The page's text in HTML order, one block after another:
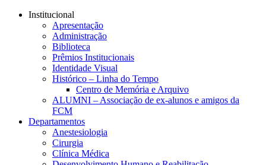
Conteúdo principal
Institucional
Apresentação
Administração
Biblioteca
Prêmios Institucionais
Identidade Visual
Histórico – Linha do Tempo
Centro de Memória e Arquivo
ALUMNI – Associação de ex-alunos e amigos da
FCM
Departamentos
Anestesiologia
Cirurgia
Clínica Médica